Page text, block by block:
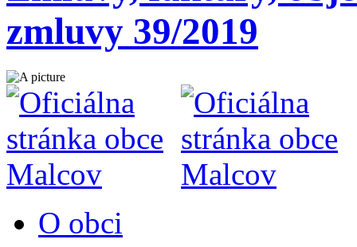
zmluvy 39/2019
O obci